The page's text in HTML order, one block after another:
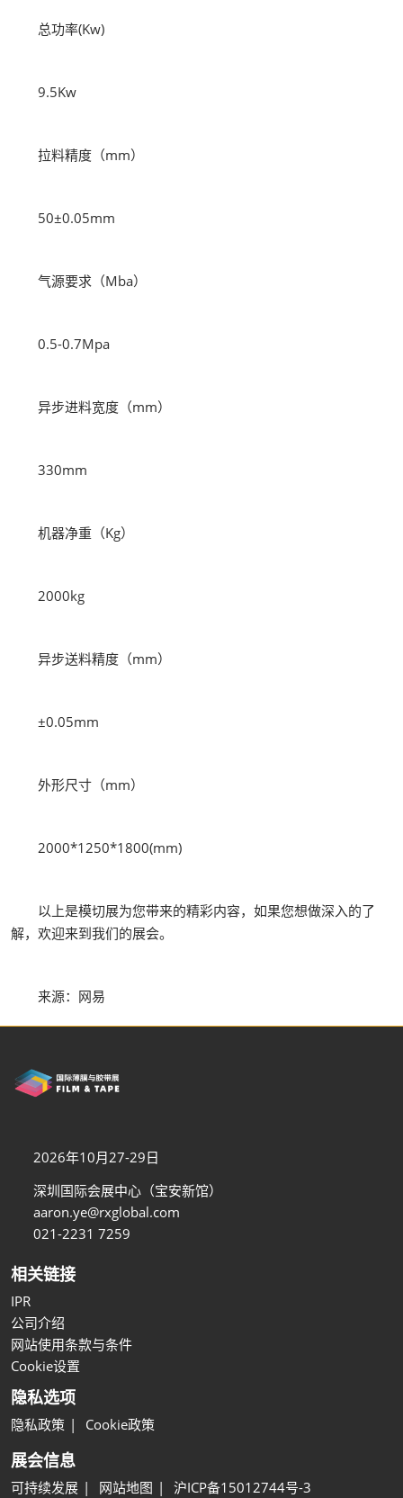
总功率(Kw)
9.5Kw
拉料精度（mm）
50±0.05mm
气源要求（Mba）
0.5-0.7Mpa
异步进料宽度（mm）
330mm
机器净重（Kg）
2000kg
异步送料精度（mm）
±0.05mm
外形尺寸（mm）
2000*1250*1800(mm)
以上是模切展为您带来的精彩内容，如果您想做深入的了
解，欢迎来到我们的展会。
来源：网易
2026年10月27-29日
深圳国际会展中心（宝安新馆）
aaron.ye@rxglobal.com
021-2231 7259
相关链接
IPR
公司介绍
网站使用条款与条件
Cookie设置
隐私选项
隐私政策 Cookie政策
展会信息
可持续发展 网站地图 沪ICP备15012744号-3